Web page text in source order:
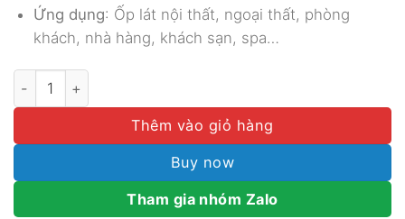
Ứng dụng: Ốp lát nội thất, ngoại thất, phòng
khách, nhà hàng, khách sạn, spa…
GẠCH MOSAIC GỐM MEN BÓNG MGTT057 số lượng
Thêm vào giỏ hàng
Buy now
Tham gia nhóm Zalo